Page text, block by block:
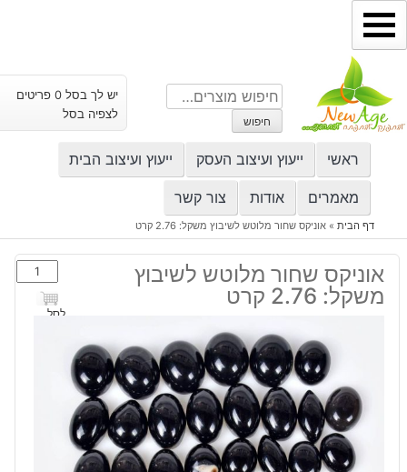
דילוג
לתוכן
חיפוש
עבור:
חיפוש
יש לך בסל 0 פריטים
לצפיה בסל
ראשי ייעוץ ועיצוב העסק ייעוץ ועיצוב הבית
מאמרים אודות צור קשר
דף הבית» אוניקס שחור מלוטש לשיבוץ משקל: 2.76 קרט
אוניקס שחור מלוטש לשיבוץ
משקל: 2.76 קרט
כמות
של
אוניקס
לסל